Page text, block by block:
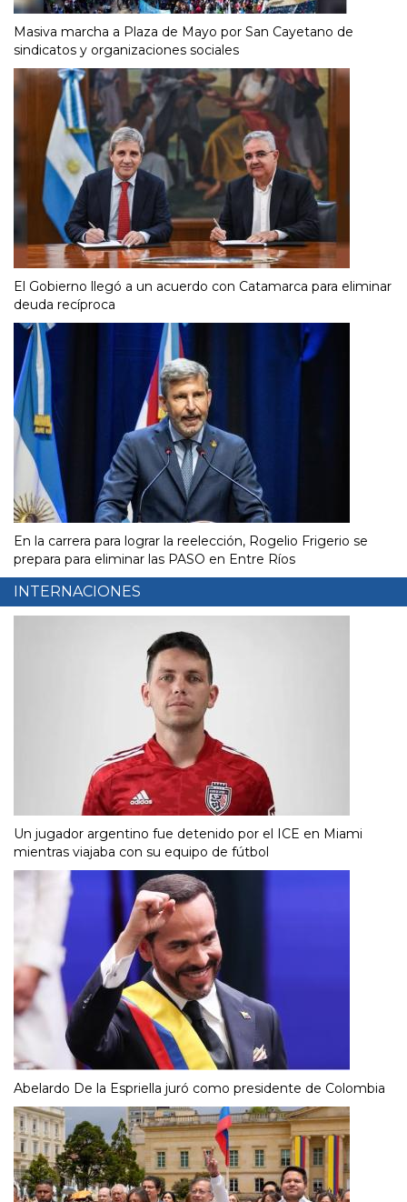
Masiva marcha a Plaza de Mayo por San Cayetano de
sindicatos y organizaciones sociales
El Gobierno llegó a un acuerdo con Catamarca para eliminar
deuda recíproca
En la carrera para lograr la reelección, Rogelio Frigerio se
prepara para eliminar las PASO en Entre Ríos
INTERNACIONES
Un jugador argentino fue detenido por el ICE en Miami
mientras viajaba con su equipo de fútbol
Abelardo De la Espriella juró como presidente de Colombia